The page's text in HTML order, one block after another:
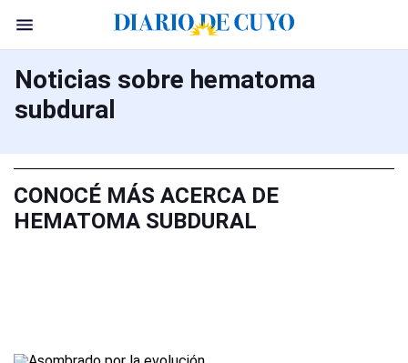
Noticias sobre hematoma
subdural
CONOCÉ MÁS ACERCA DE
HEMATOMA SUBDURAL